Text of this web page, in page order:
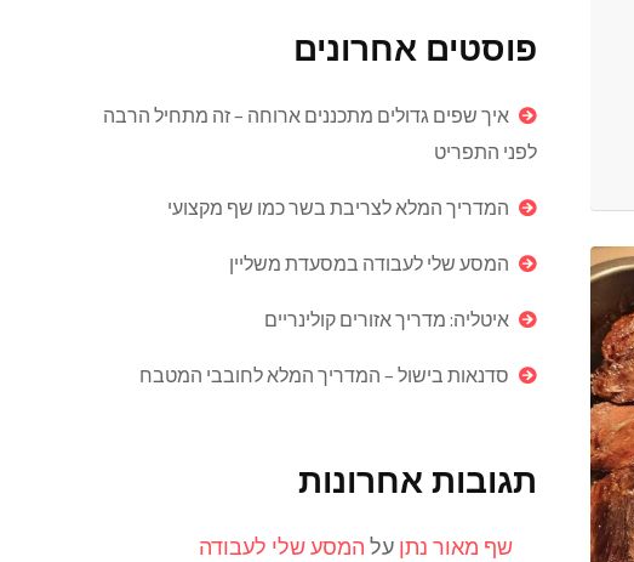
פוסטים אחרונים
איך שפים גדולים מתכננים ארוחה – זה מתחיל הרבה
לפני התפריט
המדריך המלא לצריבת בשר כמו שף מקצועי
המסע שלי לעבודה במסעדת משליין
איטליה: מדריך אזורים קולינריים
סדנאות בישול – המדריך המלא לחובבי המטבח
תגובות אחרונות
שף מאור נתן על המסע שלי לעבודה